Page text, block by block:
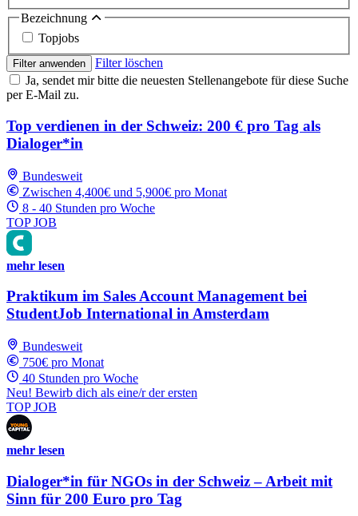
Bezeichnung
Topjobs
Filter anwenden
Filter löschen
Ja, sendet mir bitte die neuesten Stellenangebote für diese Suche
per E-Mail zu.
Top verdienen in der Schweiz: 200 € pro Tag als
Dialoger*in
Bundesweit
Zwischen 4,400€ und 5,900€ pro Monat
8 - 40 Stunden pro Woche
TOP JOB
mehr lesen
Praktikum im Sales Account Management bei
StudentJob International in Amsterdam
Bundesweit
750€ pro Monat
40 Stunden pro Woche
Neu! Bewirb dich als eine/r der ersten
TOP JOB
mehr lesen
Dialoger*in für NGOs in der Schweiz – Arbeit mit
Sinn für 200 Euro pro Tag